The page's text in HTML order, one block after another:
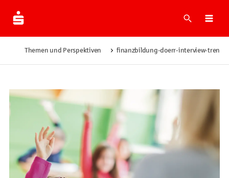
Suche
Themen und Perspektiven finanzbildung-doerr-interview-